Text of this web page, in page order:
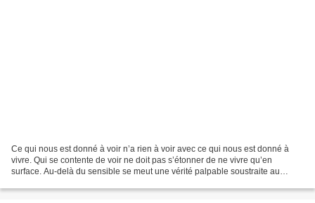
Ce qui nous est donné à voir n’a rien à voir avec ce qui nous est donné à
vivre. Qui se contente de voir ne doit pas s’étonner de ne vivre qu’en
surface. Au-delà du sensible se meut une vérité palpable soustraite au